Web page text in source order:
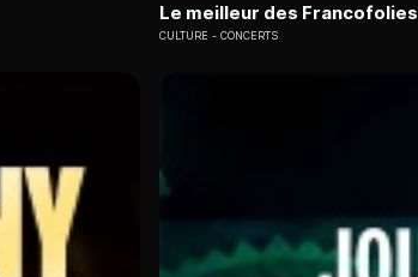
Le meilleur des Francofolies
CULTURE CONCERTS